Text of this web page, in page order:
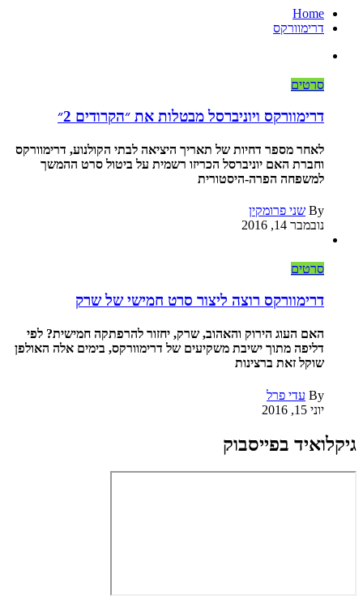
Home
דרימוורקס
סרטים
דרימוורקס ויוניברסל מבטלות את ״הקרודים 2״
לאחר מספר דחיות של תאריך היציאה לבתי הקולנוע, דרימוורקס
וחברת האם יוניברסל הכריזו רשמית על ביטול סרט ההמשך
למשפחה הפרה-היסטורית
By שני פרומקין
נובמבר 14, 2016
סרטים
דרימוורקס רוצה ליצור סרט חמישי של שרק
האם העוג הירוק והאהוב, שרק, יחזור להרפתקה חמישית? לפי
דליפה מתוך ישיבת משקיעים של דרימוורקס, בימים אלה האולפן
שוקל זאת ברצינות
By עדי פרל
יוני 15, 2016
גיקלואיד בפייסבוק